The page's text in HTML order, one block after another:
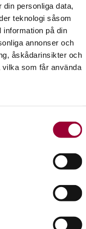
personliga data,
teknologi såsom
information på din
annonser och
åskådarinsikter och
som får använda
meter
uppgifter behandlas
som helst från
i
- Borlänge BK